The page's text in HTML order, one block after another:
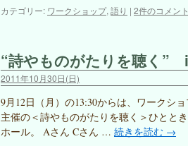
は
た
聴
く”ひ
き
は
カテゴリー: ワークショップ, 語り | 2件のコメント
“詩やものがたりを聴く”
2011年10月30日(日)
9月12日（月）の13:30からは、ワークシ
主催の＜詩やものがたりを聴く＞ひとと
ホール。 Aさん Cさん … 続きを読む →